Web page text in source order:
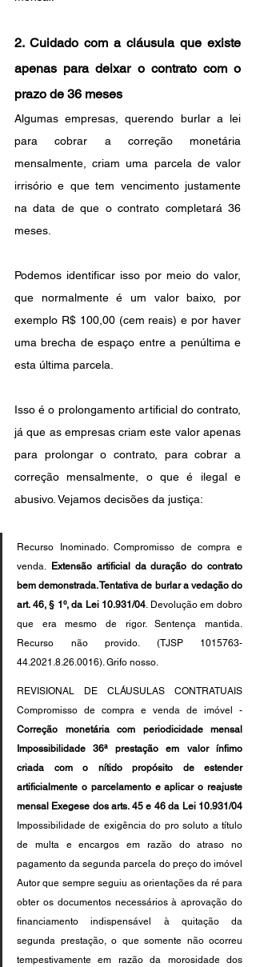
2. Cuidado com a cláusula que existe
apenas para deixar o contrato com o
prazo de 36 meses
Algumas empresas, querendo burlar a lei
para cobrar a correção monetária
mensalmente, criam uma parcela de valor
irrisório e que tem vencimento justamente
na data de que o contrato completará 36
meses.
Podemos identificar isso por meio do valor,
que normalmente é um valor baixo, por
exemplo R$ 100,00 (cem reais) e por haver
uma brecha de espaço entre a penúltima e
esta última parcela.
Isso é o prolongamento artificial do contrato,
já que as empresas criam este valor apenas
para prolongar o contrato, para cobrar a
correção mensalmente, o que é ilegal e
abusivo. Vejamos decisões da justiça:
Recurso Inominado. Compromisso de compra e
venda. Extensão artificial da duração do contrato
bem demonstrada. Tentativa de burlar a vedação do
art. 46, § 1º, da Lei 10.931/04. Devolução em dobro
que era mesmo de rigor. Sentença mantida.
Recurso não provido. (TJSP 1015763-
44.2021.8.26.0016). Grifo nosso.
REVISIONAL DE CLÁUSULAS CONTRATUAIS
Compromisso de compra e venda de imóvel -
Correção monetária com periodicidade mensal
Impossibilidade 36ª prestação em valor ínfimo
criada com o nítido propósito de estender
artificialmente o parcelamento e aplicar o reajuste
mensal Exegese dos arts. 45 e 46 da Lei 10.931/04
Impossibilidade de exigência do pro soluto a título
de multa e encargos em razão do atraso no
pagamento da segunda parcela do preço do imóvel
Autor que sempre seguiu as orientações da ré para
obter os documentos necessários à aprovação do
financiamento indispensável à quitação da
segunda prestação, o que somente não ocorreu
tempestivamente em razão da morosidade dos